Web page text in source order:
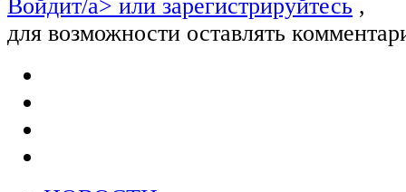
Войдит/a> или зарегистрируйтесь ,
для возможности оставлять